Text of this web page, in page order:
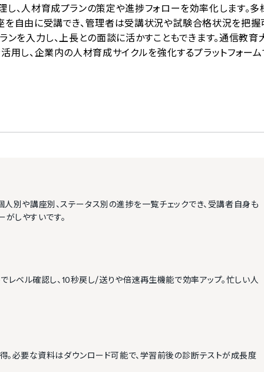
、人材育成プランの策定や進捗フォローを効率化します。多
自由に受講でき、管理者は受講状況や試験合格状況を把握
ンを入力し、上長との面談に活かすこともできます。通信教育
用し、企業内の人材育成サイクルを強化するプラットフォー
別や講座別、ステータス別の進捗を一覧チェックでき、受講者自身も
しやすいです。
ベル確認し、10秒戻し/送りや倍速再生機能で効率アップ。忙しい人
必要な資料はダウンロード可能で、学習前後の診断テストが成長度